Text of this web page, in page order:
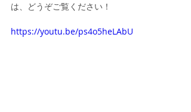
は、どうぞご覧ください！
https://youtu.be/ps4o5heLAbU